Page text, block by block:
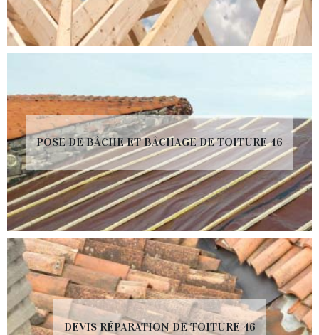
POSE DE BÂCHE ET BÂCHAGE DE TOITURE 46
DEVIS RÉPARATION DE TOITURE 46